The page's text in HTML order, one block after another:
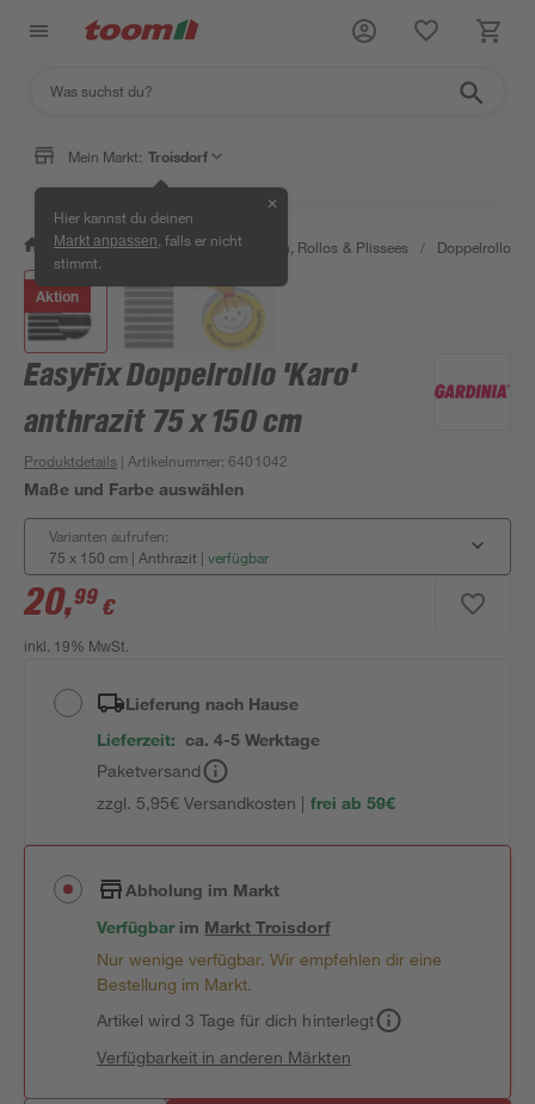
Mein Markt: Troisdorf
Hier kannst du deinen
Markt anpassen , falls er nicht
stimmt.
✕
/ Wohnen & Haushalt / Jalousien, Rollos & Plissees / Doppelrollos
Aktion
EasyFix Doppelrollo 'Karo'
anthrazit 75 x 150 cm
Produktdetails | Artikelnummer:6401042
Maße und Farbe auswählen
Varianten aufrufen:
75 x 150 cm | Anthrazit | verfügbar
20,99 €
inkl. 19% MwSt.
Lieferung nach Hause
Lieferzeit: ca. 4-5 Werktage
Paketversand
zzgl. 5,95€ Versandkosten | frei ab 59€
Abholung im Markt
Verfügbar im MarktTroisdorf
Nur wenige verfügbar. Wir empfehlen dir eine
Bestellung im Markt.
Artikel wird 3 Tage für dich hinterlegt
Verfügbarkeit in anderen Märkten